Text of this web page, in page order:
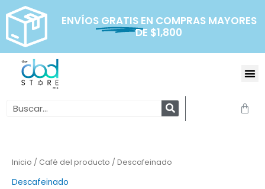
contenido
ENVÍOS GRATIS EN COMPRAS MAYORES
DE $1,800
Search
Inicio / Café del producto / Descafeinado
Descafeinado